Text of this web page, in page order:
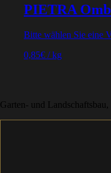
PIETRA
Bitte wählen Sie eine
0,85€ /kg
Garten- und